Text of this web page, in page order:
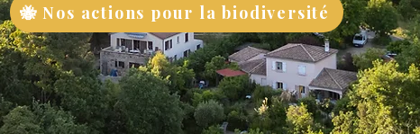
🐝 Nos actions pour la biodiversité